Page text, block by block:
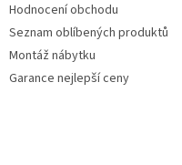
Hodnocení obchodu
Seznam oblíbených produktů
Montáž nábytku
Garance nejlepší ceny